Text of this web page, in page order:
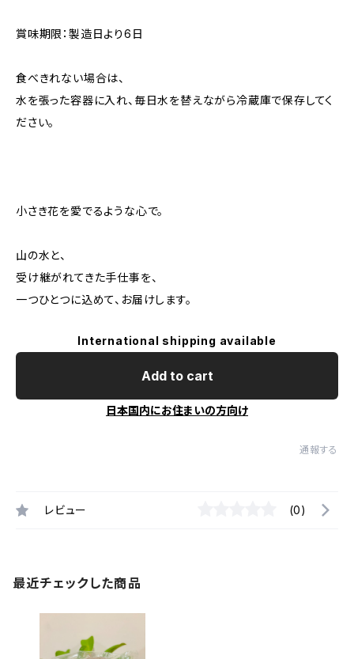
賞味期限：製造日より6日
食べきれない場合は、
水を張った容器に入れ、毎日水を替えながら冷蔵庫で保存してく
ださい。
小さき花を愛でるような心で。
山の水と、
受け継がれてきた手仕事を、
一つひとつに込めて、お届けします。
International shipping available
Add to cart
日本国内にお住まいの方向け
通報する
レビュー (0)
最近チェックした商品